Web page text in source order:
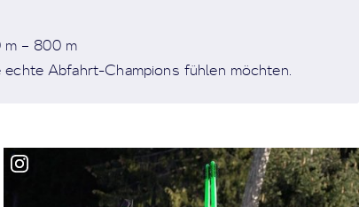
m – 800 m
echte Abfahrt-Champions fühlen möchten.